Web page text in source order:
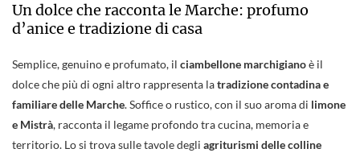
Un dolce che racconta le Marche: profumo
d’anice e tradizione di casa
Semplice, genuino e profumato, il ciambellone marchigianoè il
dolce che più di ogni altro rappresenta latradizione contadina e
familiare delle Marche. Soffice o rustico, con il suo aroma di limone
e Mistrà, racconta il legame profondo tra cucina, memoria e
territorio. Lo si trova sulle tavole degli agriturismi delle colline